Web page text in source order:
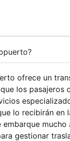
ofrece un
los pasajeros
lo recibirán en
gestionar